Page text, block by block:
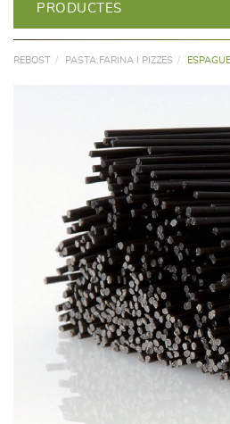
PRODUCTES
REBOST PASTA,FARINA I PIZZES